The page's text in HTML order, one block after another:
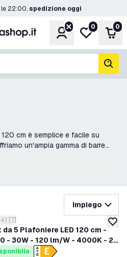
22:00, spedizione oggi
Account
Lista
0 0
cm è semplice e facile su
un'ampia gamma di barre
Impiego
da 5 Plafoniere LED 120 cm -
- 30W - 120 lm/W - 4000K - 2
di garanzia
apri il cassetto delle recensioni
di valutazione
4.1 [7]